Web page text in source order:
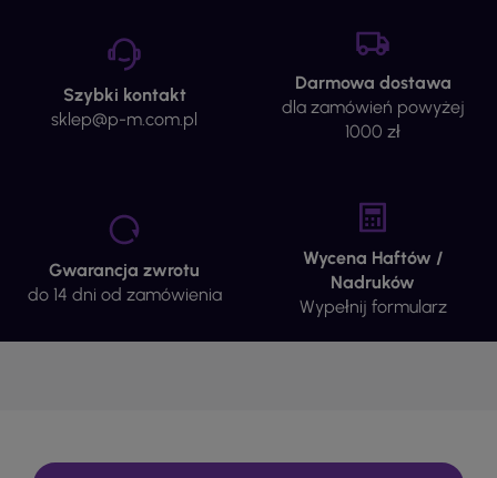
Szybki kontakt
sklep@p-m.com.pl
Darmowa dostawa
dla zamówień powyżej
1000 zł
Gwarancja zwrotu
do 14 dni od zamówienia
Wycena Haftów /
Nadruków
Wypełnij formularz